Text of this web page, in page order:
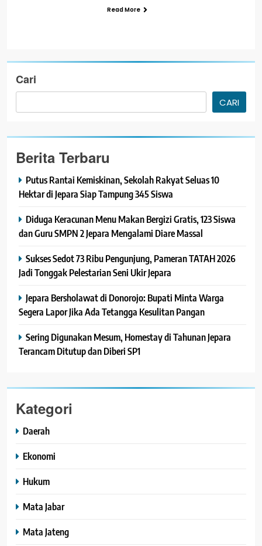
Read More
Cari
CARI
Berita Terbaru
Putus Rantai Kemiskinan, Sekolah Rakyat Seluas 10
Hektar di Jepara Siap Tampung 345 Siswa
Diduga Keracunan Menu Makan Bergizi Gratis, 123 Siswa
dan Guru SMPN 2 Jepara Mengalami Diare Massal
Sukses Sedot 73 Ribu Pengunjung, Pameran TATAH 2026
Jadi Tonggak Pelestarian Seni Ukir Jepara
Jepara Bersholawat di Donorojo: Bupati Minta Warga
Segera Lapor Jika Ada Tetangga Kesulitan Pangan
Sering Digunakan Mesum, Homestay di Tahunan Jepara
Terancam Ditutup dan Diberi SP1
Kategori
Daerah
Ekonomi
Hukum
Mata Jabar
Mata Jateng